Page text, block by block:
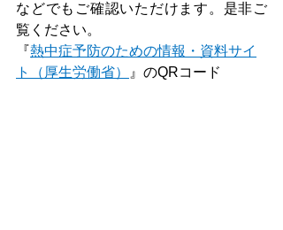
などでもご確認いただけます。是非ご
覧ください。
『熱中症予防のための情報・資料サイ
ト（厚生労働省）
』のQRコード